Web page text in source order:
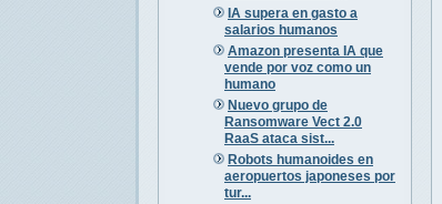
IA supera en gasto a
salarios humanos
Amazon presenta IA que
vende por voz como un
humano
Nuevo grupo de
Ransomware Vect 2.0
RaaS ataca sist...
Robots humanoides en
aeropuertos japoneses por
tur...